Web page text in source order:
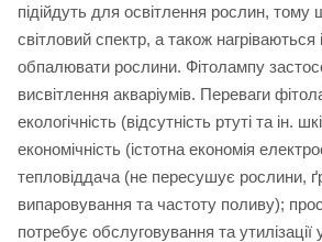
підійдуть для освітлення рослин, тому
світловий спектр, а також нагріваються
обпалювати рослини. Фітолампу
висвітлення акваріумів. Переваги
екологічність (відсутність ртуті та ін.
економічність (істотна економія
тепловіддача (не пересушує рослини,
випаровування та частоту поливу);
потребує обслуговування та утилізації